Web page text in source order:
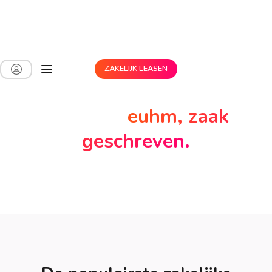
ZAKELIJK LEASEN
euhm, zaak
geschreven.